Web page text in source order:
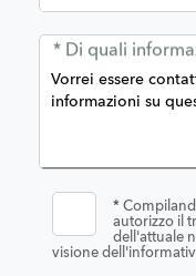
* Di quali
*
autorizzo il
dell'attuale
visione